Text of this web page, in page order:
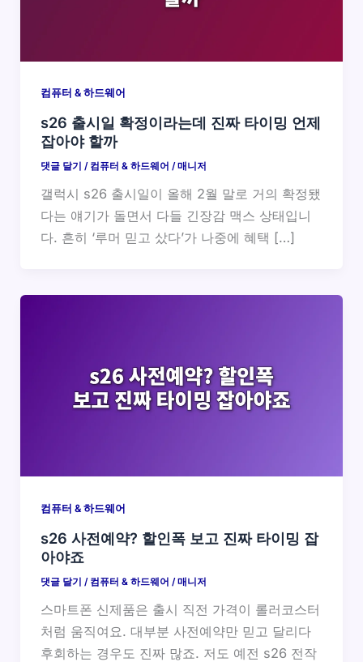
컴퓨터 & 하드웨어
s26 출시일 확정이라는데 진짜 타이밍 언제
잡아야 할까
댓글 달기 / 컴퓨터 & 하드웨어 /매니저
갤럭시 s26 출시일이 올해 2월 말로 거의 확정됐
다는 얘기가 돌면서 다들 긴장감 맥스 상태입니
다. 흔히 ‘루머 믿고 샀다’가 나중에 혜택 […]
컴퓨터 & 하드웨어
s26 사전예약? 할인폭 보고 진짜 타이밍 잡
아야죠
댓글 달기 / 컴퓨터 & 하드웨어 /매니저
스마트폰 신제품은 출시 직전 가격이 롤러코스터
처럼 움직여요. 대부분 사전예약만 믿고 달리다
후회하는 경우도 진짜 많죠. 저도 예전 s26 전작